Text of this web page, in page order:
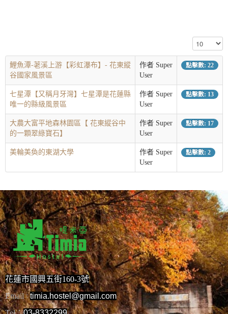
顯示數目
鯉魚潭-荖溪上游【彩虹瀑布】- 花東縱
谷國家風景區
作者 Super
User
點擊數: 22
七星潭【又稱月牙灣】七星潭是花蓮縣
唯一的縣級風景區
作者 Super
User
點擊數: 13
大農大富平地森林園區【 花東縱谷中
的一顆翠綠寶石】
作者 Super
User
點擊數: 17
美輪美奐的東湖大學
作者 Super
User
點擊數: 2
花蓮市國興五街160-3號
Email：timia.hostel@gmail.com